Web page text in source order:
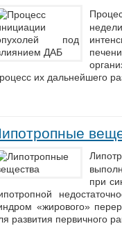
их дальнейшего
при
«жирового»
развития первичного